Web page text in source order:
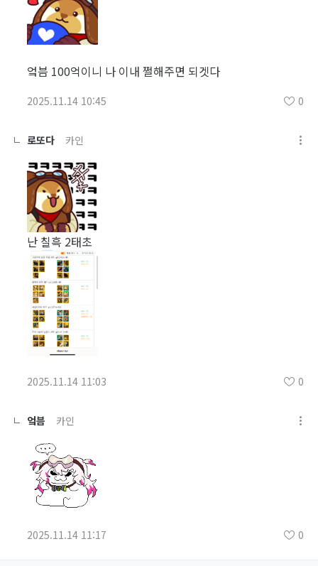
엌븜 100억이니 나 이내 쩔해주면 되겟다
2025.11.14 10:45 0
로또다 카인
난 칠흑 2태초
2025.11.14 11:03 0
엌븜 카인
2025.11.14 11:17 0